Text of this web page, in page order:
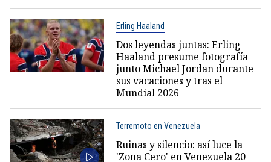
Erling Haaland
Dos leyendas juntas: Erling
Haaland presume fotografía
junto Michael Jordan durante
sus vacaciones y tras el
Mundial 2026
Terremoto en Venezuela
Ruinas y silencio: así luce la
'Zona Cero' en Venezuela 20